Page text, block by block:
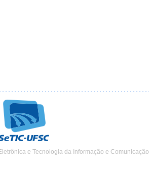
e Tecnologia da Informação e Comunicação